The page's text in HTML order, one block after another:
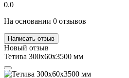
0.0
На основании 0 отзывов
Написать отзыв
Новый отзыв
Тетива 300х60х3500 мм